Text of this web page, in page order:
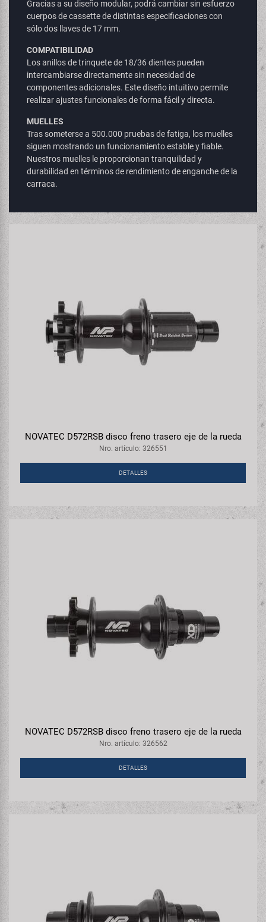
Gracias a su diseño modular, podrá cambiar sin esfuerzo
cuerpos de cassette de distintas especificaciones con
sólo dos llaves de 17 mm.
COMPATIBILIDAD
Los anillos de trinquete de 18/36 dientes pueden
intercambiarse directamente sin necesidad de
componentes adicionales. Este diseño intuitivo permite
realizar ajustes funcionales de forma fácil y directa.
MUELLES
Tras someterse a 500.000 pruebas de fatiga, los muelles
siguen mostrando un funcionamiento estable y fiable.
Nuestros muelles le proporcionan tranquilidad y
durabilidad en términos de rendimiento de enganche de la
carraca.
NOVATEC D572RSB disco freno trasero eje de la rueda
Nro. artículo: 326551
DETALLES
NOVATEC D572RSB disco freno trasero eje de la rueda
Nro. artículo: 326562
DETALLES